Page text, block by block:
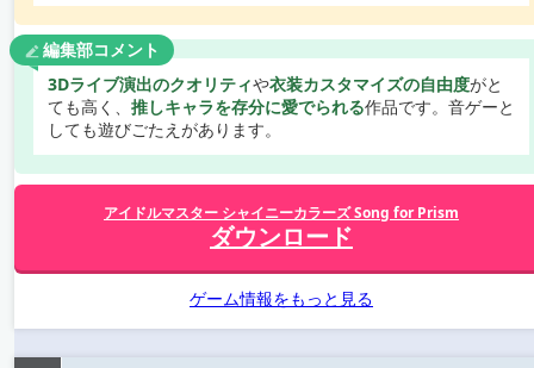
編集部コメント
3Dライブ演出のクオリティや衣装カスタマイズの自由度がと
ても高く、 推しキャラを存分に愛でられる作品です。音ゲーと
しても遊びごたえがあります。
アイドルマスター シャイニーカラーズ Song for Prism
ダウンロード
ゲーム情報をもっと見る